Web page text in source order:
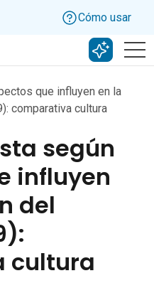
Cómo usar
Buscar
que influyen en la
comparativa cultura
según
influyen
del
cultura